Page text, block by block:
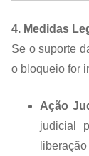
4. Medidas
Se o suporte
o bloqueio for
Ação
judicial